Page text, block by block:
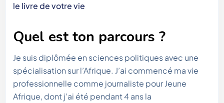
le livre de votre vie
Quel est ton parcours ?
Je suis diplômée en sciences politiques avec une
spécialisation sur l’Afrique. J’ai commencé ma vie
professionnelle comme journaliste pour Jeune
Afrique, dont j’ai été pendant 4 ans la